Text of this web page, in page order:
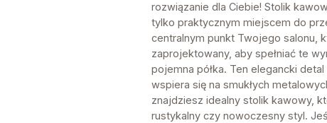
rozwiązanie dla Ciebie! Stolik
tylko praktycznym miejscem do
centralnym punkt Twojego salonu,
zaprojektowany, aby spełniać te
pojemna półka. Ten elegancki
wspiera się na smukłych
znajdziesz idealny stolik kawowy,
rustykalny czy nowoczesny styl.